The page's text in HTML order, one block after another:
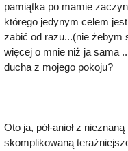
pamiątka po mamie
którego jedynym celem
zabić od razu...(nie żebym
więcej o mnie niż ja sama
ducha z mojego pokoju?
Oto ja, pół-anioł z
skomplikowaną